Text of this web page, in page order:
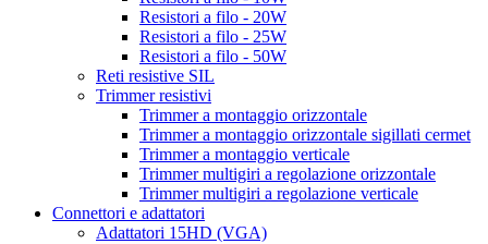
Resistori a filo - 20W
Resistori a filo - 25W
Resistori a filo - 50W
Reti resistive SIL
Trimmer resistivi
Trimmer a montaggio orizzontale
Trimmer a montaggio orizzontale sigillati cermet
Trimmer a montaggio verticale
Trimmer multigiri a regolazione orizzontale
Trimmer multigiri a regolazione verticale
Connettori e adattatori
Adattatori 15HD (VGA)